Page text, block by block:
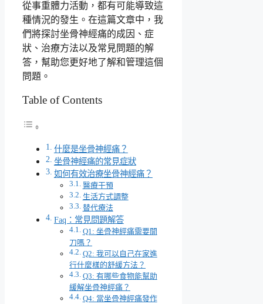
從事重體力活動，都有可能導致這
種情況的發生。在這篇文章中，我
們將探討坐骨神經痛的成因、症
狀、治療方法以及常見問題的解
答，幫助您更好地了解和管理這個
問題。
Table of Contents
什麼是坐骨神經痛？
坐骨神經痛的常見症狀
如何有效治療坐骨神經痛？
醫療干預
生活方式調整
替代療法
Faq：常見問題解答
Q1: 坐骨神經痛需要開
刀嗎？
Q2: 我可以自己在家進
行什麼樣的舒緩方法？
Q3: 有哪些食物能幫助
緩解坐骨神經痛？
Q4: 當坐骨神經痛發作